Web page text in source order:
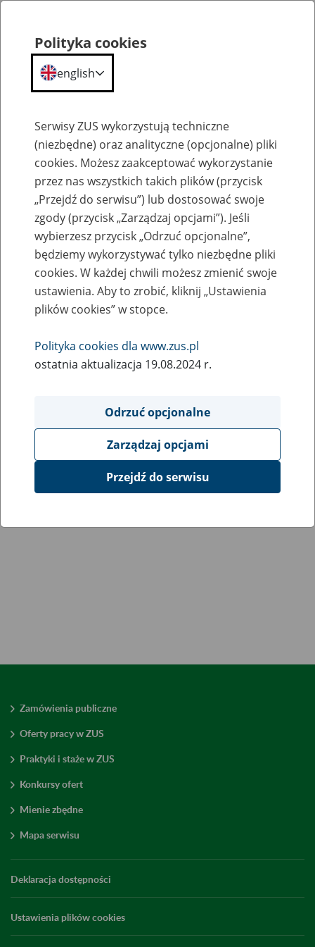
Kalendarium
Zamówienia publiczne
Oferty pracy w ZUS
Praktyki i staże w ZUS
Konkursy ofert
Mienie zbędne
Mapa serwisu
Deklaracja dostępności
Ustawienia plików cookies
Polityka cookies
english
Serwisy ZUS wykorzystują techniczne
(niezbędne) oraz analityczne (opcjonalne) pliki
cookies. Możesz zaakceptować wykorzystanie
przez nas wszystkich takich plików (przycisk
„Przejdź do serwisu”) lub dostosować swoje
zgody (przycisk „Zarządzaj opcjami”). Jeśli
wybierzesz przycisk „Odrzuć opcjonalne”,
będziemy wykorzystywać tylko niezbędne pliki
cookies. W każdej chwili możesz zmienić swoje
ustawienia. Aby to zrobić, kliknij „Ustawienia
plików cookies” w stopce.
Polityka cookies dla www.zus.pl
ostatnia aktualizacja 19.08.2024 r.
Odrzuć opcjonalne
Zarządzaj opcjami
Przejdź do serwisu